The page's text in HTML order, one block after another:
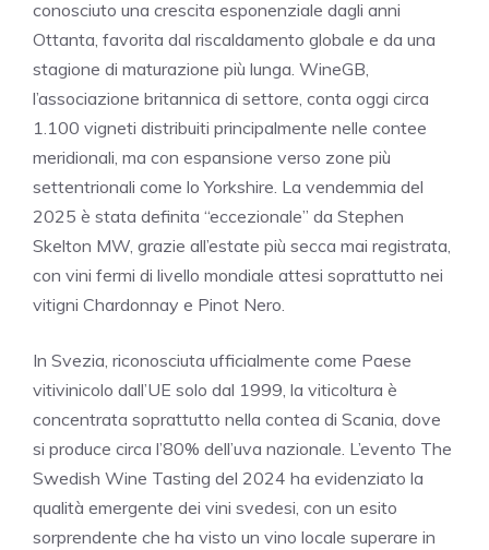
conosciuto una crescita esponenziale dagli anni
Ottanta, favorita dal riscaldamento globale e da una
stagione di maturazione più lunga. WineGB,
l’associazione britannica di settore, conta oggi circa
1.100 vigneti distribuiti principalmente nelle contee
meridionali, ma con espansione verso zone più
settentrionali come lo Yorkshire. La vendemmia del
2025 è stata definita “eccezionale” da Stephen
Skelton MW, grazie all’estate più secca mai registrata,
con vini fermi di livello mondiale attesi soprattutto nei
vitigni Chardonnay e Pinot Nero.
In Svezia, riconosciuta ufficialmente come Paese
vitivinicolo dall’UE solo dal 1999, la viticoltura è
concentrata soprattutto nella contea di Scania, dove
si produce circa l’80% dell’uva nazionale. L’evento The
Swedish Wine Tasting del 2024 ha evidenziato la
qualità emergente dei vini svedesi, con un esito
sorprendente che ha visto un vino locale superare in